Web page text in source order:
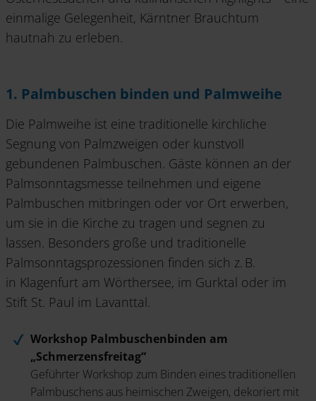
einmalige Gelegenheit, Kärntner Brauchtum
hautnah zu erleben.
1. Palmbuschen binden und Palmweihe
Die Palmweihe ist eine traditionelle kirchliche
Segnung von Palmzweigen oder kunstvoll
gebundenen Palmbuschen. Gäste können an der
Palmsonntagsmesse teilnehmen und eigene
Palmbuschen mitbringen oder vor Ort erwerben,
um sie in die Kirche zu tragen und segnen zu
lassen. Besonders große und traditionelle
Palmsonntagsprozessionen finden sich z. B.
in Klagenfurt am Wörthersee, im Gurktal oder im
Stift St. Paul im Lavanttal.
Workshop Palmbuschenbinden am
„Schmerzensfreitag“
Geführter Workshop zum Binden eines traditionellen
Palmbuschens aus heimischen Zweigen, dekoriert mit